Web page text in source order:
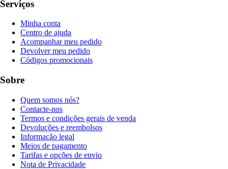
Serviços
Minha conta
Centro de ajuda
Acompanhar meu pedido
Devolver meu pedido
Códigos promocionais
Sobre
Quem somos nós?
Contacte-nos
Termos e condições gerais de venda
Devoluções e reembolsos
Informação legal
Meios de pagamento
Tarifas e opções de envio
Nota de Privacidade